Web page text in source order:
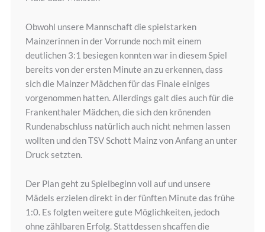
Obwohl unsere Mannschaft die spielstarken
Mainzerinnen in der Vorrunde noch mit einem
deutlichen 3:1 besiegen konnten war in diesem Spiel
bereits von der ersten Minute an zu erkennen, dass
sich die Mainzer Mädchen für das Finale einiges
vorgenommen hatten. Allerdings galt dies auch für die
Frankenthaler Mädchen, die sich den krönenden
Rundenabschluss natürlich auch nicht nehmen lassen
wollten und den TSV Schott Mainz von Anfang an unter
Druck setzten.
Der Plan geht zu Spielbeginn voll auf und unsere
Mädels erzielen direkt in der fünften Minute das frühe
1:0. Es folgten weitere gute Möglichkeiten, jedoch
ohne zählbaren Erfolg. Stattdessen shcaffen die